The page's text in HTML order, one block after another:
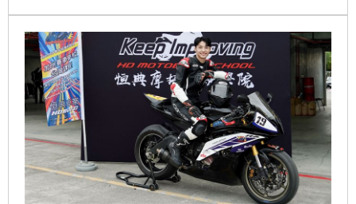
八木勇征已與小3歲韓系人氣網紅PyunA.（本名：大賀
紗彌）分手，消息曝光後引起高度關注。陳宣如